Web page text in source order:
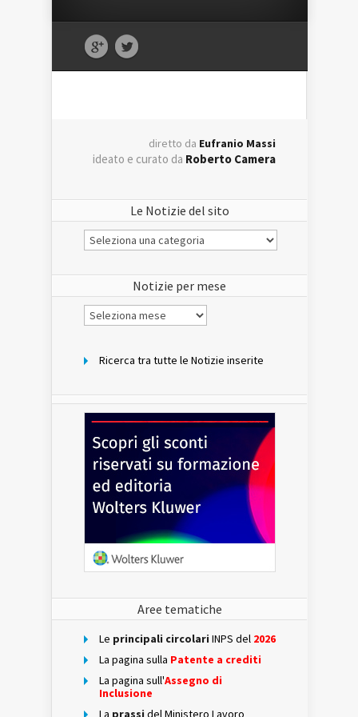
diretto da Eufranio Massi
ideato e curato da Roberto Camera
Le Notizie del sito
Le
Notizie
Notizie per mese
Notizie
per
Ricerca tra tutte le Notizie inserite
Aree tematiche
Le principali circolari INPS del 2026
La pagina sulla Patente a crediti
La pagina sull'Assegno di
Inclusione
La prassi del Ministero Lavoro